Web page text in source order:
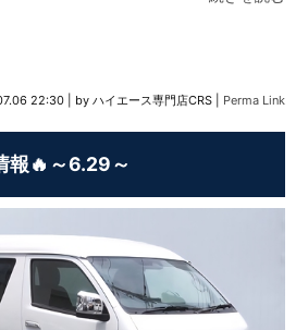
22:30 by ハイエース専門店CRS Perma Link
報🔥～6.29～